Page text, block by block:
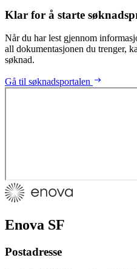
Klar for å starte
Når du har lest gjennom
all dokumentasjonen du trenger,
søknad.
Gå til søknadsportalen
Enova SF
Postadresse